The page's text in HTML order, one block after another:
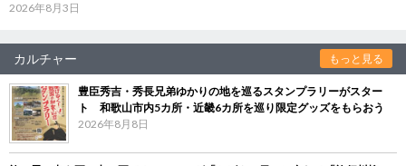
2026年8月3日
カルチャー もっと見る
豊臣秀吉・秀長兄弟ゆかりの地を巡るスタンプラリーがスター
ト 和歌山市内5カ所・近畿6カ所を巡り限定グッズをもらおう
2026年8月8日